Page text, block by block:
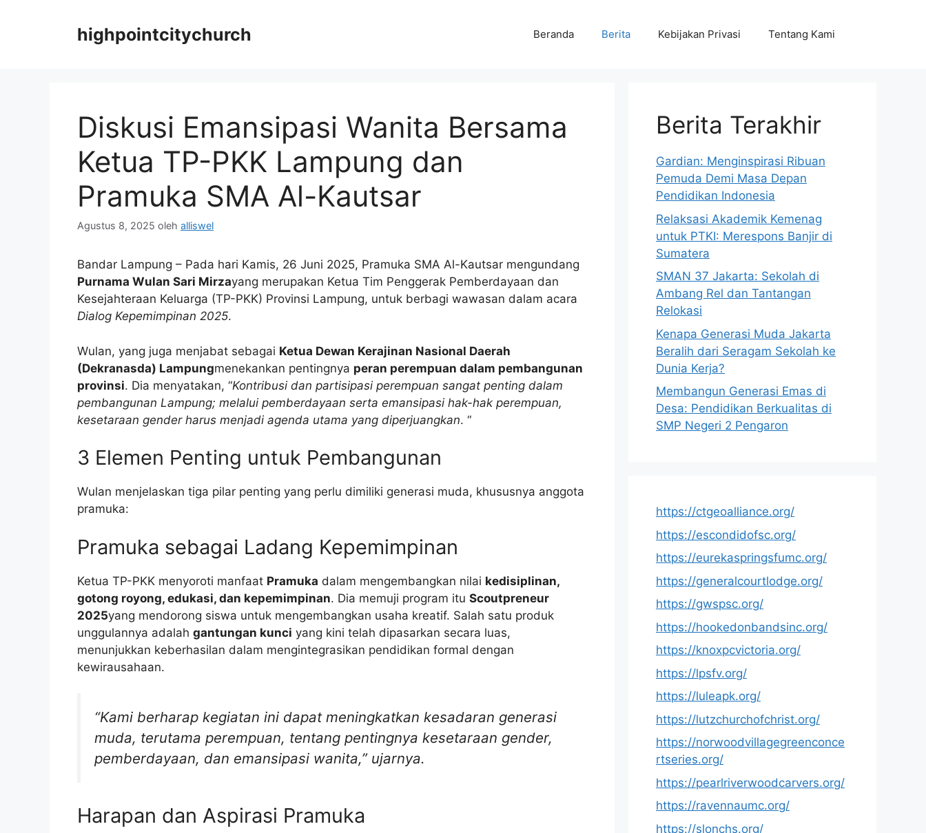
highpointcitychurch Beranda Berita Kebijakan Privasi Tentang Kami
Diskusi Emansipasi Wanita Bersama
Ketua TP-PKK Lampung dan
Pramuka SMA Al-Kautsar
Agustus 8, 2025 oleh alliswel
Bandar Lampung – Pada hari Kamis, 26 Juni 2025, Pramuka SMA Al-Kautsar mengundang
Purnama Wulan Sari Mirzayang merupakan Ketua Tim Penggerak Pemberdayaan dan
Kesejahteraan Keluarga (TP-PKK) Provinsi Lampung, untuk berbagi wawasan dalam acara
Dialog Kepemimpinan 2025.
Wulan, yang juga menjabat sebagai Ketua Dewan Kerajinan Nasional Daerah
(Dekranasda) Lampungmenekankan pentingnya peran perempuan dalam pembangunan
provinsi. Dia menyatakan, “Kontribusi dan partisipasi perempuan sangat penting dalam
pembangunan Lampung; melalui pemberdayaan serta emansipasi hak-hak perempuan,
kesetaraan gender harus menjadi agenda utama yang diperjuangkan. “
3 Elemen Penting untuk Pembangunan
Wulan menjelaskan tiga pilar penting yang perlu dimiliki generasi muda, khususnya anggota
pramuka:
Pramuka sebagai Ladang Kepemimpinan
Ketua TP-PKK menyoroti manfaat Pramuka dalam mengembangkan nilai kedisiplinan,
gotong royong, edukasi, dan kepemimpinan. Dia memuji program itu Scoutpreneur
2025yang mendorong siswa untuk mengembangkan usaha kreatif. Salah satu produk
unggulannya adalah gantungan kunci yang kini telah dipasarkan secara luas,
menunjukkan keberhasilan dalam mengintegrasikan pendidikan formal dengan
kewirausahaan.
“Kami berharap kegiatan ini dapat meningkatkan kesadaran generasi
muda, terutama perempuan, tentang pentingnya kesetaraan gender,
pemberdayaan, dan emansipasi wanita,” ujarnya.
Harapan dan Aspirasi Pramuka
Berita Terakhir
Gardian: Menginspirasi Ribuan
Pemuda Demi Masa Depan
Pendidikan Indonesia
Relaksasi Akademik Kemenag
untuk PTKI: Merespons Banjir di
Sumatera
SMAN 37 Jakarta: Sekolah di
Ambang Rel dan Tantangan
Relokasi
Kenapa Generasi Muda Jakarta
Beralih dari Seragam Sekolah ke
Dunia Kerja?
Membangun Generasi Emas di
Desa: Pendidikan Berkualitas di
SMP Negeri 2 Pengaron
https://ctgeoalliance.org/
https://escondidofsc.org/
https://eurekaspringsfumc.org/
https://generalcourtlodge.org/
https://gwspsc.org/
https://hookedonbandsinc.org/
https://knoxpcvictoria.org/
https://lpsfv.org/
https://luleapk.org/
https://lutzchurchofchrist.org/
https://norwoodvillagegreenconce
rtseries.org/
https://pearlriverwoodcarvers.org/
https://ravennaumc.org/
https://slonchs.org/